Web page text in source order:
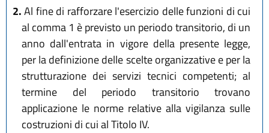
2.Al fine di rafforzare l'esercizio delle funzioni di cui
al comma 1 è previsto un periodo transitorio, di un
anno dall'entrata in vigore della presente legge,
per la definizione delle scelte organizzative e per la
strutturazione dei servizi tecnici competenti; al
termine del periodo transitorio trovano
applicazione le norme relative alla vigilanza sulle
costruzioni di cui al Titolo IV.